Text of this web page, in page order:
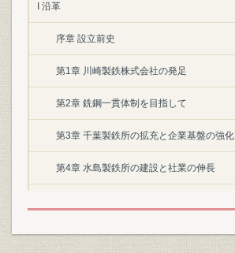
I 沿革
序章 設立前史
第1章 川崎製鉄株式会社の発足
第2章 銑鋼一貫体制を目指して
第3章 千葉製鉄所の拡充と企業基盤の強化
第4章 水島製鉄所の建設と社業の伸長
II 生産と技術